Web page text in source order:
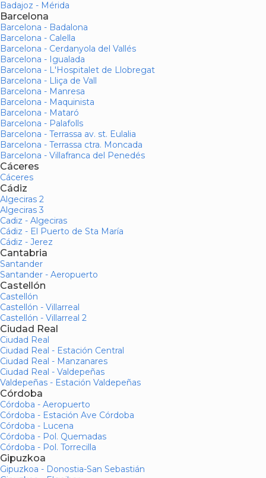
Badajoz - Mérida
Barcelona
Barcelona - Badalona
Barcelona - Calella
Barcelona - Cerdanyola del Vallés
Barcelona - Igualada
Barcelona - L'Hospitalet de Llobregat
Barcelona - Lliça de Vall
Barcelona - Manresa
Barcelona - Maquinista
Barcelona - Mataró
Barcelona - Palafolls
Barcelona - Terrassa av. st. Eulalia
Barcelona - Terrassa ctra. Moncada
Barcelona - Villafranca del Penedés
Cáceres
Cáceres
Cádiz
Algeciras 2
Algeciras 3
Cadiz - Algeciras
Cádiz - El Puerto de Sta María
Cádiz - Jerez
Cantabria
Santander
Santander - Aeropuerto
Castellón
Castellón
Castellón - Villarreal
Castellón - Villarreal 2
Ciudad Real
Ciudad Real
Ciudad Real - Estación Central
Ciudad Real - Manzanares
Ciudad Real - Valdepeñas
Valdepeñas - Estación Valdepeñas
Córdoba
Córdoba - Aeropuerto
Córdoba - Estación Ave Córdoba
Córdoba - Lucena
Córdoba - Pol. Quemadas
Córdoba - Pol. Torrecilla
Gipuzkoa
Gipuzkoa - Donostia-San Sebastián